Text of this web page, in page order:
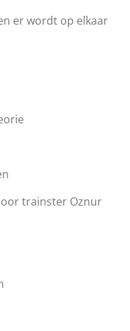
er wordt op elkaar
trainster Oznur